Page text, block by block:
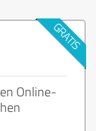
Online-